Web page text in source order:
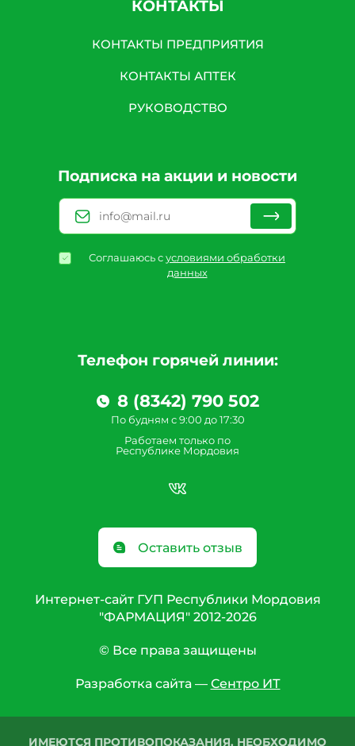
Телефон горячей линии:
8 (8342) 790 502
По будням с 9:00 до 17:30
Работаем только по
Республике Мордовия
Оставить отзыв
КОНТАКТЫ
КОНТАКТЫ ПРЕДПРИЯТИЯ
КОНТАКТЫ АПТЕК
РУКОВОДСТВО
Подписка на акции и новости
Соглашаюсь сусловиями обработки
данных
Интернет-сайт ГУП Республики Мордовия
"ФАРМАЦИЯ" 2012-2026
© Все права защищены
Разработка сайта — Сентро ИТ
ИМЕЮТСЯ ПРОТИВОПОКАЗАНИЯ. НЕОБХОДИМО